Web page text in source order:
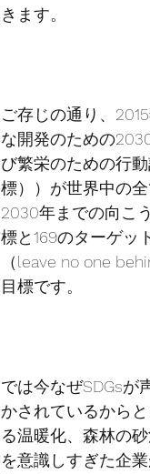
きます。
ご存じの通り、
な開発のための
び繁栄のための行
標））が世界中の
2030年までの向こ
標と169のターゲッ
（leave no one
目標です。
では今なぜSDGsが
かされているから
る温暖化、森林の
を意識しすぎた企